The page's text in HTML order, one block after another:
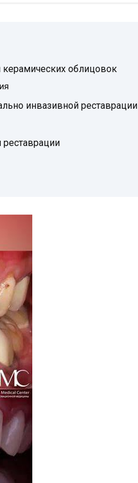
керамических облицовок
инвазивной реставрации
реставрации